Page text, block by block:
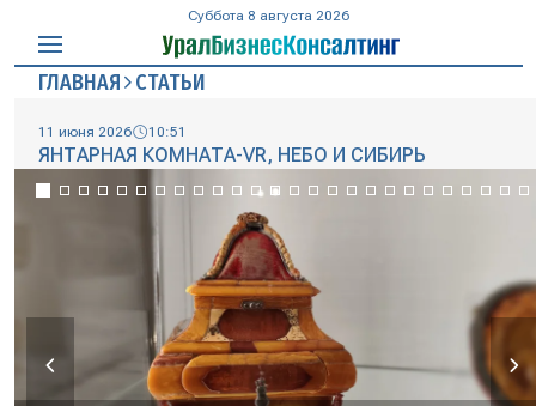
Суббота 8 августа 2026
ГЛАВНАЯ СТАТЬИ
11 июня 2026 10:51
ЯНТАРНАЯ КОМНАТА-VR, НЕБО И СИБИРЬ